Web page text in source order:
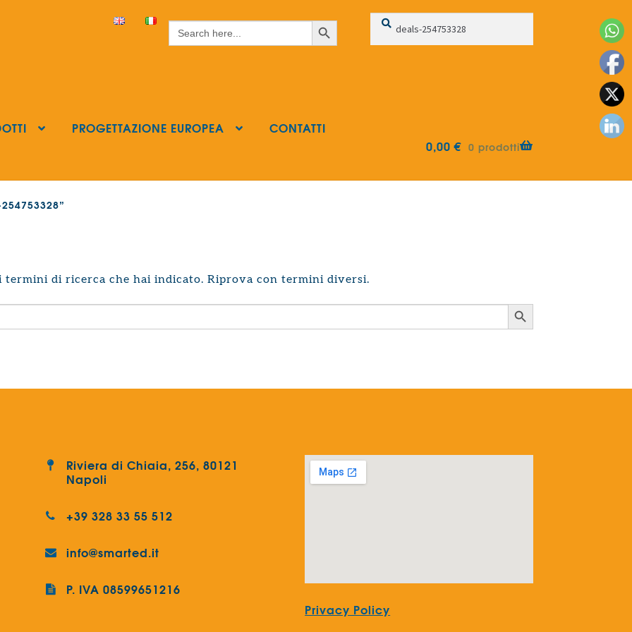
Search
for:
Search Button Cerca:
Cerca
PROGETTAZIONE EUROPEA
CONTATTI
0,00€ 0 prodotti
termini di ricerca che hai indicato. Riprova con termini diversi.
Search Button
Riviera di Chiaia, 256, 80121
Napoli
+39 328 33 55 512
info@smarted.it
P. IVA 08599651216
Privacy Policy